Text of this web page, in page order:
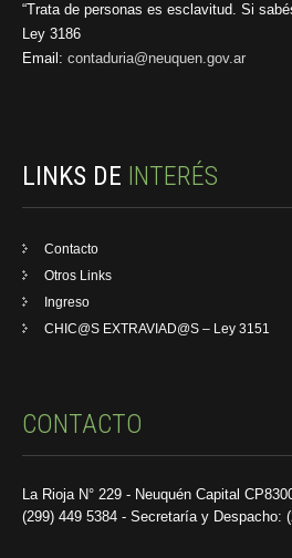
“Trata de personas es esclavitud. Si
Ley 3186
Email: contaduria@neuquen.gov.ar
LINKS DE INTERÉS
Contacto
Otros Links
Ingreso
CHIC@S EXTRAVIAD@S – Ley 3151
CONTACTO
La Rioja N° 229 - Neuquén Capital
(299) 449 5384 - Secretaría y Despacho: